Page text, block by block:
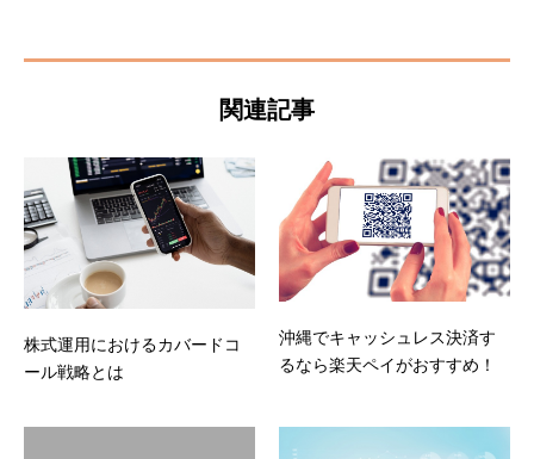
関連記事
株式運用におけるカバードコ
ール戦略とは
沖縄でキャッシュレス決済す
るなら楽天ペイがおすすめ！